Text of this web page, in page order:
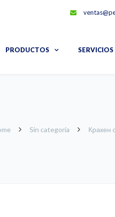
PRODUCTOS
Sin categoría Кракен